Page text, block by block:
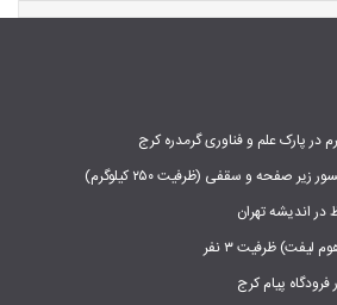
صفحه و سقفی (ظرفیت ۲۵۰ کیلوگرم)
در اندیشه تهران
لیفت) ظرفیت ۳ نفر
پیام کرج